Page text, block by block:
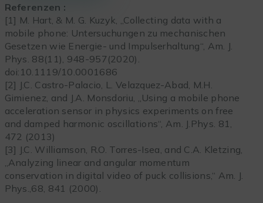
Referenzen :
[1] M. Hart, & M. G. Kuzyk, „Collecting data with a
mobile phone: Untersuchungen zu mechanischen
Gesetzen wie Energie- und Impulserhaltung“, Am. J.
Phys. 88(11), 948-957(2020).
doi:10.1119/10.0001686
[2] J.C. Castro-Palacio, L. Velazquez-Abad, M.H.
Gimienez, and J.A. Monsdoriu, „Using a mobile phone
acceleration sensor in physics experiments on free
and damped harmonic oscillations“, Am. J.Phys. 81,
472 (2013)
[3] J.C. Williamson, R.O. Torres-Isea, and C.A. Kletzing,
„Analyzing linear and angular momentum
conservation in digital video of puck collisions,“ Am. J.
Phys.,68, 841 (2000).